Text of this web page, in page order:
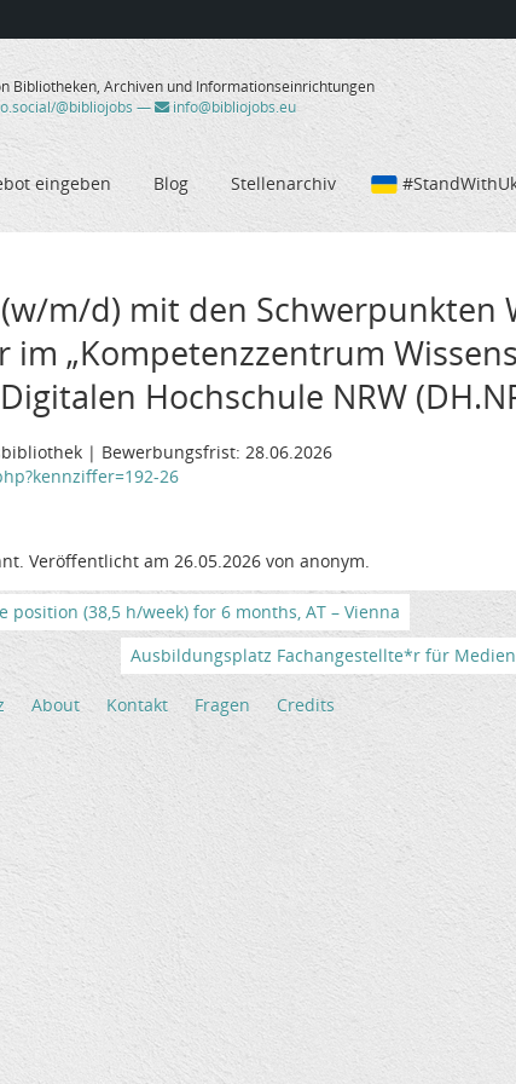
Bibliotheken, Archiven und Informationseinrichtungen
@bibliojobs — info@bibliojobs.eu
eingeben Blog Stellenarchiv
m/d) mit den Schwerpunkten
im „Kompetenzzentrum
Hochschule NRW
| Bewerbungsfrist: 28.06.2026
26
Veröffentlicht am 26.05.2026 von anonym.
(38,5 h/week) for 6 months, AT – Vienna
Ausbildungsplatz Fachangestellte*r für
About Kontakt Fragen Credits